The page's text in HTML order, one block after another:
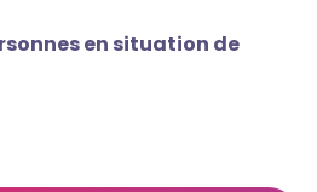
en situation de